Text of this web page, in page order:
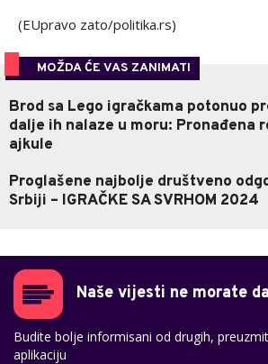
(EUpravo zato/politika.rs)
MOŽDA ĆE VAS ZANIMATI
Brod sa Lego igračkama potonuo
dalje ih nalaze u moru: Pronađena
ajkule
Proglašene najbolje društveno
Srbiji – IGRAČKE SA SVRHOM 2024
Naše vijesti ne morate
Budite bolje informisani od drugih,
aplikaciju